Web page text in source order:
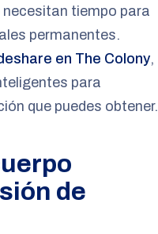
necesitan tiempo para
permanentes.
en The Colony,
para
que puedes obtener.
de